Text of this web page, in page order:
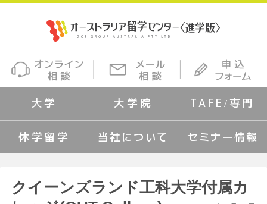
大学 大学院 TAFE/専門
休学留学 当社について セミナー情報
クイーンズランド工科大学付属カ